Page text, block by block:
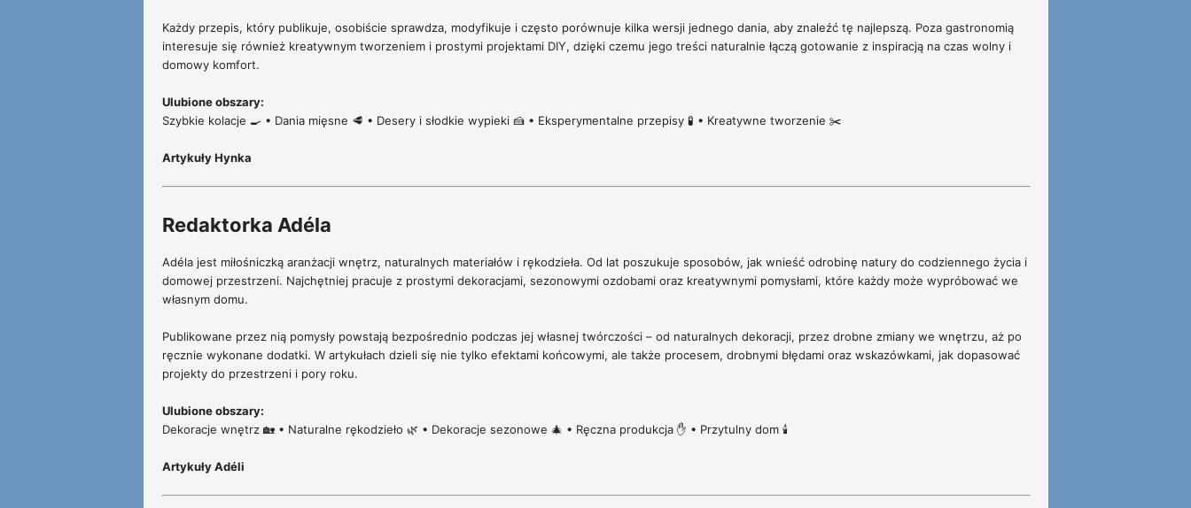
Każdy przepis, który publikuje, osobiście sprawdza, modyfikuje i często porównuje kilka wersji jednego dania, aby znaleźć tę najlepszą. Poza gastronomią
interesuje się również kreatywnym tworzeniem i prostymi projektami DIY, dzięki czemu jego treści naturalnie łączą gotowanie z inspiracją na czas wolny i
domowy komfort.
Ulubione obszary:
Szybkie kolacje 🍳 • Dania mięsne 🥩 • Desery i słodkie wypieki 🍰 • Eksperymentalne przepisy 🧪 • Kreatywne tworzenie ✂️
Artykuły Hynka
Redaktorka Adéla
Adéla jest miłośniczką aranżacji wnętrz, naturalnych materiałów i rękodzieła. Od lat poszukuje sposobów, jak wnieść odrobinę natury do codziennego życia i
domowej przestrzeni. Najchętniej pracuje z prostymi dekoracjami, sezonowymi ozdobami oraz kreatywnymi pomysłami, które każdy może wypróbować we
własnym domu.
Publikowane przez nią pomysły powstają bezpośrednio podczas jej własnej twórczości – od naturalnych dekoracji, przez drobne zmiany we wnętrzu, aż po
ręcznie wykonane dodatki. W artykułach dzieli się nie tylko efektami końcowymi, ale także procesem, drobnymi błędami oraz wskazówkami, jak dopasować
projekty do przestrzeni i pory roku.
Ulubione obszary:
Dekoracje wnętrz 🏡 • Naturalne rękodzieło 🌿 • Dekoracje sezonowe 🎄 • Ręczna produkcja ✋ • Przytulny dom 🕯️
Artykuły Adéli